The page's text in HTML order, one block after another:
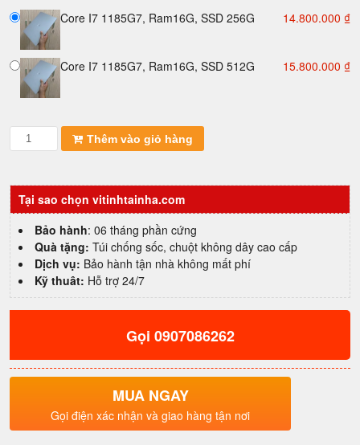
Core I7 1185G7, Ram16G, SSD 256G 14.800.000 ₫
Core I7 1185G7, Ram16G, SSD 512G 15.800.000 ₫
Surface
laptop
13.5
inch
Core
i7
1185G7|
16GB|
512GB
SSD|
chất
Thêm vào giỏ hàng
Tại sao chọn vitinhtainha.com
Bảo hành: 06 tháng phần cứng
Quà tặng: Túi chống sốc, chuột không dây cao cấp
Dịch vụ: Bảo hành tận nhà không mất phí
Kỹ thuât: Hỗ trợ 24/7
Gọi 0907086262
MUA NGAY
Gọi điện xác nhận và giao hàng tận nơi